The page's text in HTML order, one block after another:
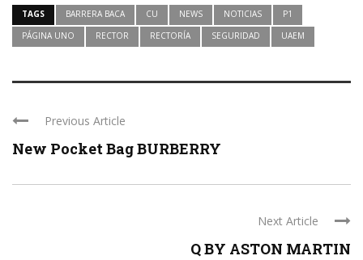
TAGS BARRERA BACA CU NEWS NOTICIAS
P1
PÁGINA UNO
RECTOR RECTORÍA SEGURIDAD UAEM
Previous Article
New Pocket Bag BURBERRY
Next Article
Q BY ASTON MARTIN